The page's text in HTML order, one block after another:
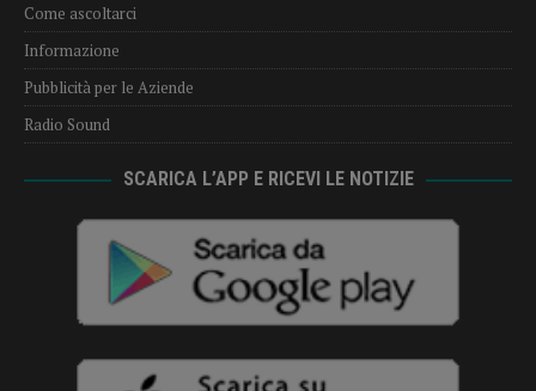
Come ascoltarci
Informazione
Pubblicità per le Aziende
Radio Sound
SCARICA L’APP E RICEVI LE NOTIZIE